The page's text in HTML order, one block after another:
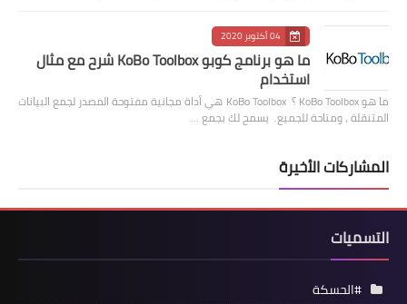
04 أكتوبر 2020
ما هو برنامج كوبو KoBo Toolbox شرح مع مثال
استخدام
ما هو KoBo Toolbox ؟ KoBo Toolbox هي أداة مجانية مفتوحة المصدر لجمع البيانات
المتنقلة ، ومتاحة للجميع. يسمح لك بجمع …
المشاركات الأخيرة
التسميات
#الحسكة